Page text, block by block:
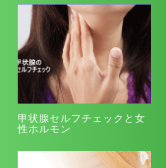
甲状腺セルフチェックと女
性ホルモン